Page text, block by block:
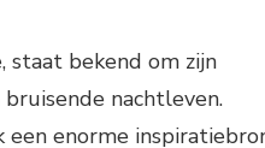
staat bekend om zijn
nachtleven.
een enorme